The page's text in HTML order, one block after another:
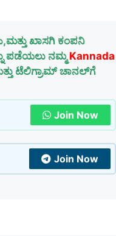
ಖಾಸಗಿ ಕಂಪನಿ
ಪಡೆಯಲು ನಮ್ಮ Kannada
ಟೆಲಿಗ್ರಾಮ್ ಚಾನಲ್‌ಗೆ
Join Now
Join Now